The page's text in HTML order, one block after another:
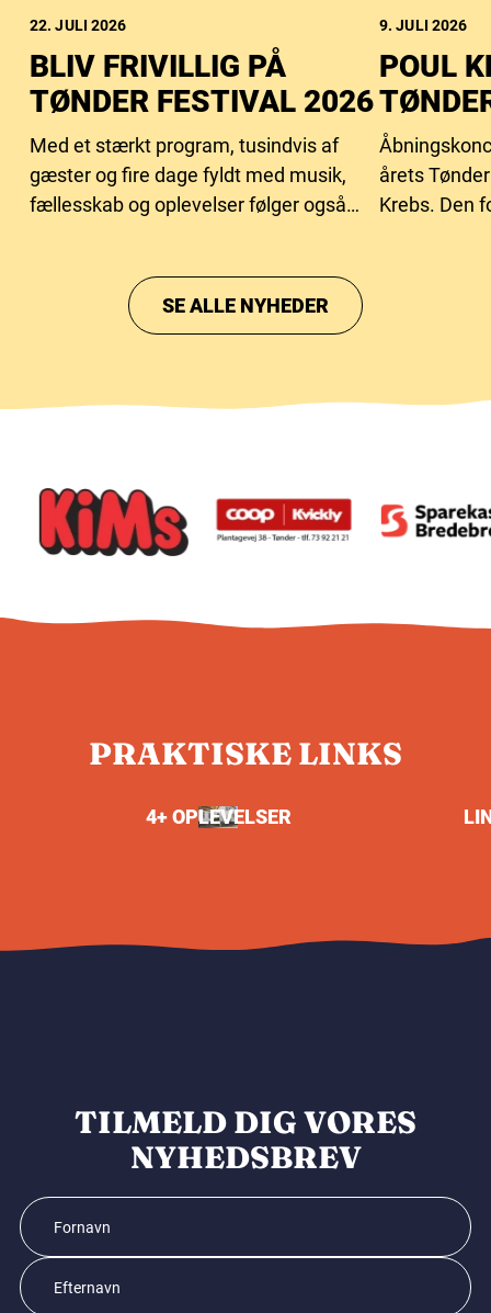
22. JULI 2026
BLIV FRIVILLIG PÅ
TØNDER FESTIVAL 2026
Med et stærkt program, tusindvis af
gæster og fire dage fyldt med musik,
fællesskab og oplevelser følger også
9. JULI 2026
POUL
årets
Krebs. Den
SE ALLE NYHEDER
PRAKTISKE LINKS
4+ OPLEVELSER
TILMELD DIG VORES
NYHEDSBREV